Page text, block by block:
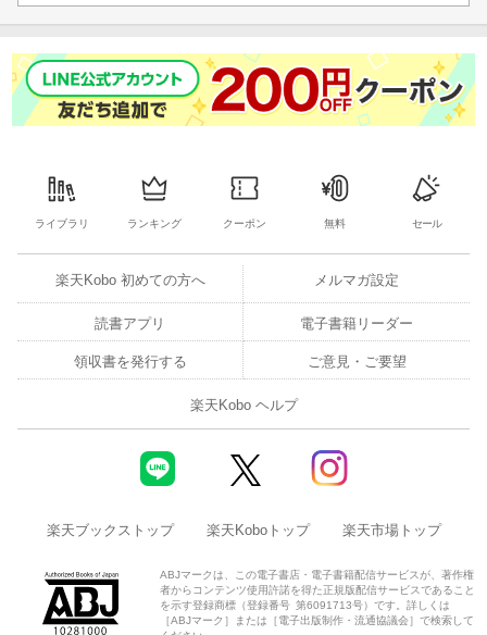
ライブラリ ランキング クーポン 無料 セール
楽天Kobo 初めての方へ メルマガ設定
読書アプリ 電子書籍リーダー
領収書を発行する ご意見・ご要望
楽天Kobo ヘルプ
楽天ブックストップ 楽天Koboトップ 楽天市場トップ
ABJマークは、この電子書店・電子書籍配信サービスが、著作権
者からコンテンツ使用許諾を得た正規版配信サービスであること
を示す登録商標（登録番号 第6091713号）です。詳しくは
［ABJマーク］または［電子出版制作・流通協議会］で検索して